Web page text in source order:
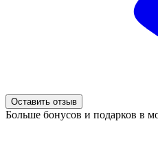
Оставить отзыв
Больше бонусов и подарков в